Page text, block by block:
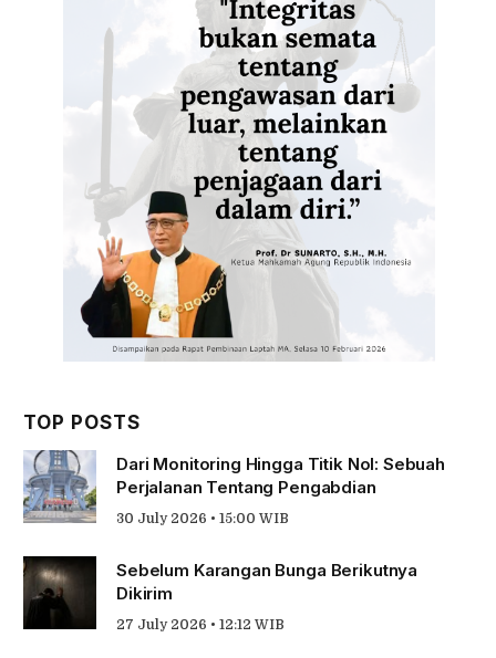
TOP POSTS
Dari Monitoring Hingga Titik Nol: Sebuah
Perjalanan Tentang Pengabdian
30 July 2026 • 15:00 WIB
Sebelum Karangan Bunga Berikutnya
Dikirim
27 July 2026 • 12:12 WIB